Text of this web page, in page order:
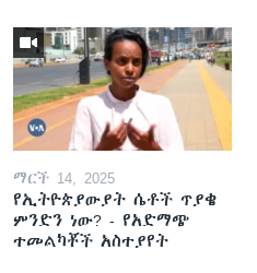
ማርች 14, 2025
የኢትዮጵያውያት ሴቶች ጥያቄ
ምንድን ነው? - የአድማጭ
ተመልካቾች አስተያየት